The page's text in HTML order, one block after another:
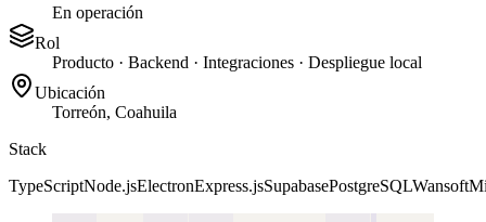
En operación
Rol
Producto · Backend · Integraciones · Despliegue local
Ubicación
Torreón, Coahuila
Stack
TypeScriptNode.jsElectronExpress.jsSupabasePostgreSQLWansoft